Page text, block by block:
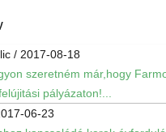
/ 2017-08-18
szeretném már,hogy
pályázaton!...
06-23